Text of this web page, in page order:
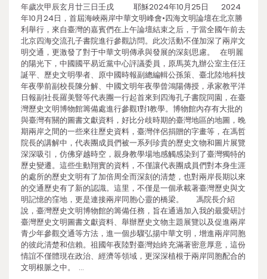
年歲次甲辰玄月廿三日壬戌 耶穌2024年10月25日 2024
年10月24日，首屆海峽兩岸中華文明峰會•四海文明論壇在北京勝
利舉行，來自臺灣的嘉賓們在上午論壇結束之后，于當全國午前去
北京四海交流孔子書院進行參觀訪問。此次活動不僅加深了兩岸文
明交通，更激發了對于中華文明傳承與發展的深刻思慮。 在明麗
的陽光下，中國國平易近黨中心評議委員，原馬英九辦公室主任汪
誕平、歷史文明學者、原中國時報副總編輯公孫策、臺北陸地科技
年夜學前副校長陳分解、中國文明年夜學曾鴻陽傳授，承家教平洋
日報副社長羅美豎等代表團一行起首來到四海孔子書院同園，在臺
灣歷史文明博物館籌備處進行參觀1對1教學。博物館內存有大批的
與臺灣有關的圖書文獻資料，好比分歧時期的臺灣地區的地圖，晚
期兩岸之間的一些來往歷史資料，臺灣伴侶捐贈的字畫等，在馮哲
院長的講解中，代表團成員們被一系列珍貴的歷史文物和圖片展覽
深深吸引，仿佛穿越時空，親身教學場地感觸感染到了臺灣獨特的
歷史變遷。這些生動翔實的資料，不僅讓代表團成員們對本身生涯
的處所的歷史文明有了加倍周全而深刻的清楚，也對兩岸長期以來
的交通歷史有了新的認識。這里，不僅是一個承載著臺灣歷史與文
明記憶的窪地，更是連接兩岸同胞心靈的橋梁。 馮院長介紹
說，臺灣歷史文明博物館的籌備任務，旨在通過加入我的最愛研討
臺灣歷史文明圖書文獻資料、舉辦歷史文物主題展覽以及促進兩岸
青少年參觀交通等方法，進一個步驟弘揚中華文明，增進兩岸同胞
的彼此清楚和信賴。祖國年夜陸對臺灣始終充滿著密意厚意，這份
情誼不僅體現在政治、經濟等領域，更深深植根于兩岸同胞配合的
文明根脈之中。 …